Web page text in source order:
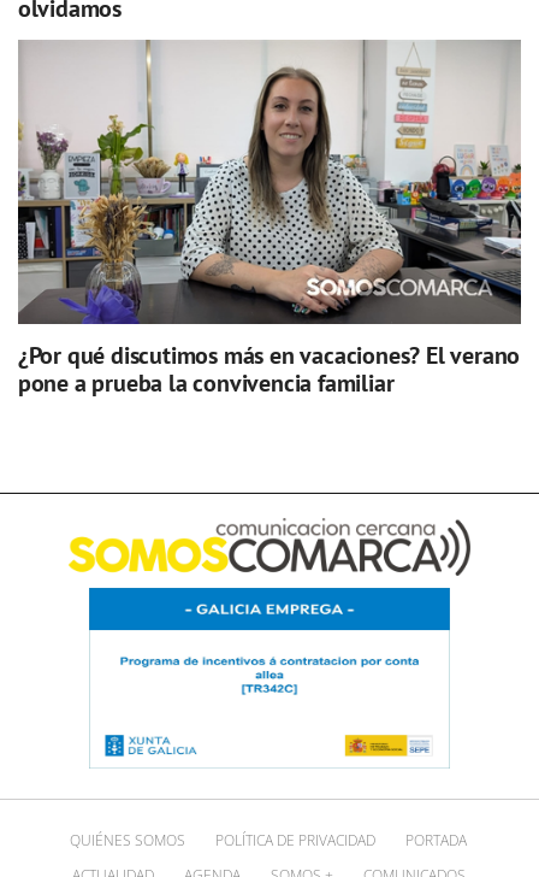
olvidamos
¿Por qué discutimos más en vacaciones? El verano
pone a prueba la convivencia familiar
QUIÉNES SOMOS POLÍTICA DE PRIVACIDAD
PORTADA